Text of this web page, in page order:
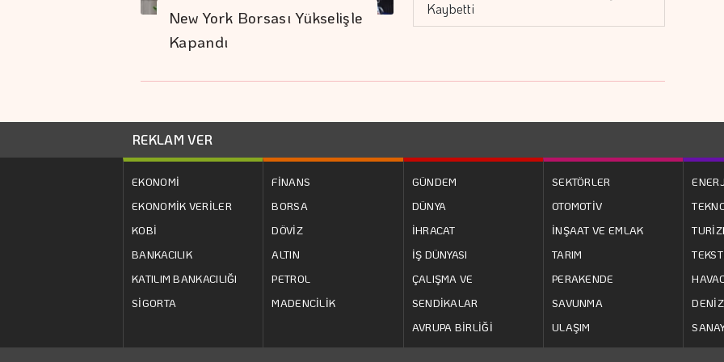
New York Borsası Yükselişle
Kapandı
Kaybetti
REKLAM VER
EKONOMİ
EKONOMİK VERİLER
KOBİ
BANKACILIK
KATILIM BANKACILIĞI
SİGORTA
FİNANS
BORSA
DÖVİZ
ALTIN
PETROL
MADENCİLİK
GÜNDEM
DÜNYA
İHRACAT
İŞ DÜNYASI
ÇALIŞMA VE
SENDİKALAR
AVRUPA BİRLİĞİ
SEKTÖRLER
OTOMOTİV
İNŞAAT VE EMLAK
TARIM
PERAKENDE
SAVUNMA
ULAŞIM